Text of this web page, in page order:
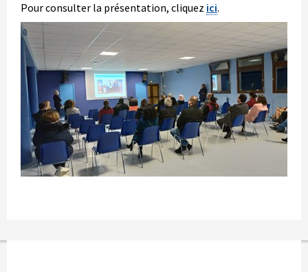
Pour consulter la présentation, cliquez ici.